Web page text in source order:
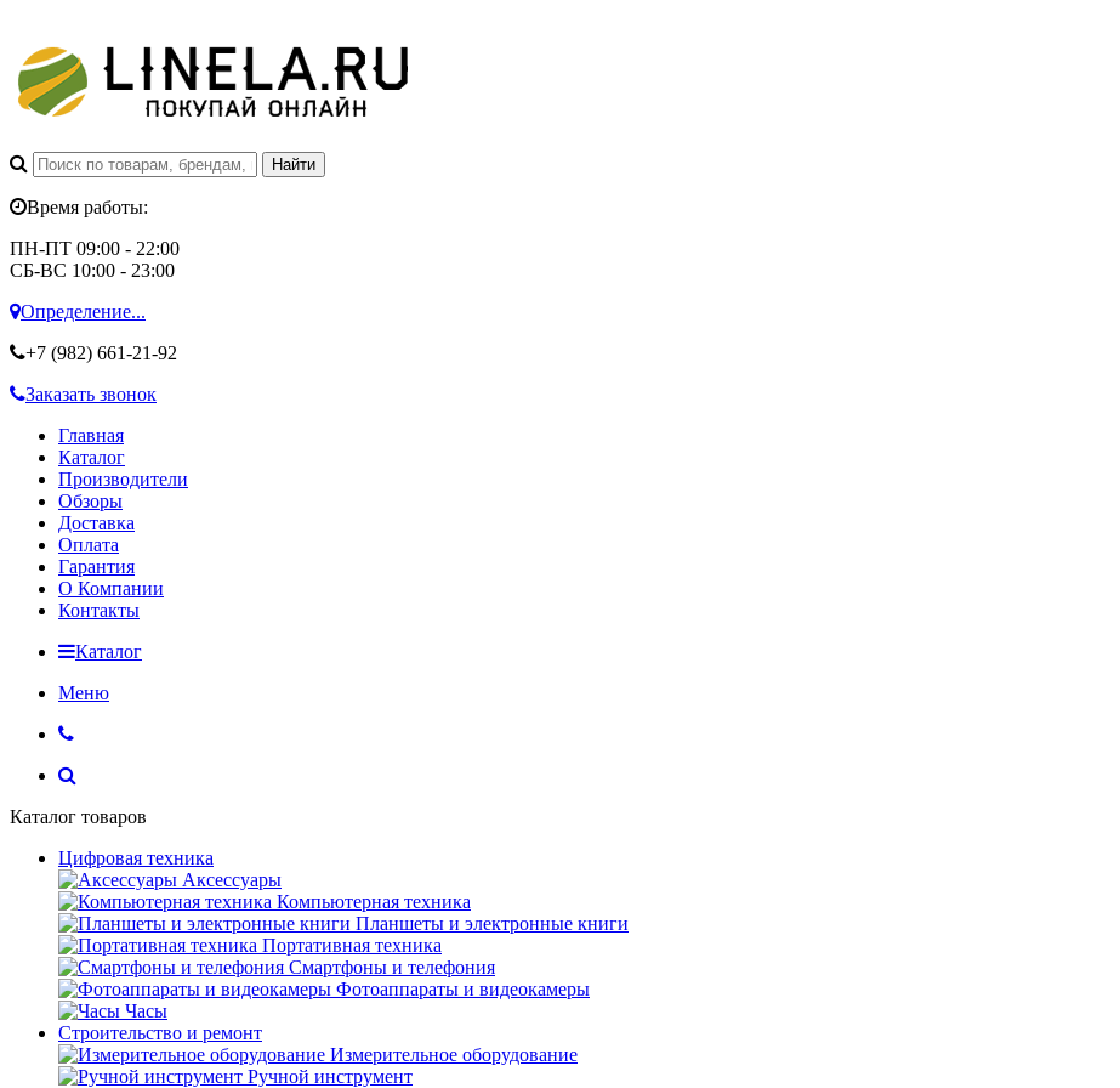
Время работы:
ПН-ПТ 09:00 - 22:00
СБ-ВС 10:00 - 23:00
Определение...
+7 (982) 661-21-92
Заказать звонок
Главная
Каталог
Производители
Обзоры
Доставка
Оплата
Гарантия
О Компании
Контакты
Каталог
Меню
Каталог товаров
Цифровая техника
Аксессуары
Компьютерная техника
Планшеты и электронные книги
Портативная техника
Смартфоны и телефония
Фотоаппараты и видеокамеры
Часы
Строительство и ремонт
Измерительное оборудование
Ручной инструмент